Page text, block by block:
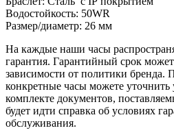
Водостойкость: 50WR
Размер/диаметр: 26 мм
На каждые наши часы
гарантия. Гарантийный срок может
зависимости от политики бренда.
конкретные часы можете
комплекте документов,
будет идти справка об условиях
обслуживания.